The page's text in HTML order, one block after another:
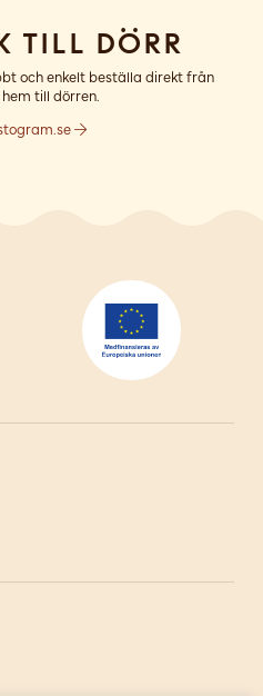
till dörr
och enkelt beställa direkt från
till dörren.